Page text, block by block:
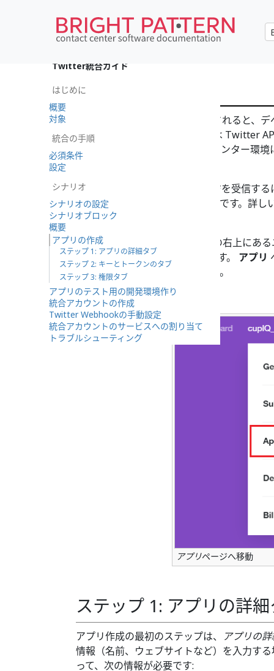
•English
アプリの作成
されると、
なければなりません。アプリには Twitter
は、Bright Patternコンタクトセンター環境
要です。
Twitterからwebhookメッセージを受信する
ウントアクティビティ APIが必要です。詳
イト をご覧ください。
アプリを作成するには、ページの右上にあ
メニューからアプリ を選択します。 アプリ
アプリ作成ページ
へ移動します。
アプリページへ移動
ステップ 1: アプリの詳
アプリ作成の最初のステップは、
アプリの
情報（名前、ウェブサイトなど）を入力す
って、次の情報が必要です:
Twitter統合ガイド
はじめに
概要
対象
統合の手順
必須条件
設定
シナリオ
シナリオの設定
シナリオブロック
概要
アプリの作成
ステップ 1: アプリの詳細タブ
ステップ 2: キーとトークンのタブ
ステップ 3: 権限タブ
アプリのテスト用の開発環境作り
統合アカウントの作成
Twitter Webhookの手動設定
統合アカウントのサービスへの割り当て
トラブルシューティング